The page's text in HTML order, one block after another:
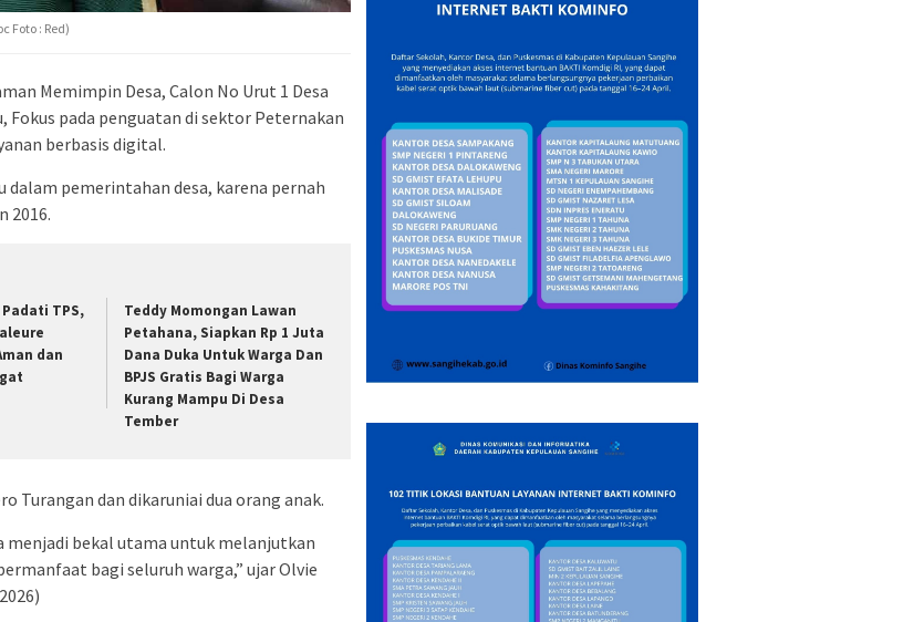
Foto : Red)
Memimpin Desa, Calon No Urut 1 Desa
Fokus pada penguatan di sektor Peternakan
berbasis digital.
dalam pemerintahan desa, karena pernah
2016.
TPS,
dan
Teddy Momongan Lawan
Petahana, Siapkan Rp 1 Juta
Dana Duka Untuk Warga Dan
BPJS Gratis Bagi Warga
Kurang Mampu Di Desa
Tember
Turangan dan dikaruniai dua orang anak.
menjadi bekal utama untuk melanjutkan
bagi seluruh warga,” ujar Olvie